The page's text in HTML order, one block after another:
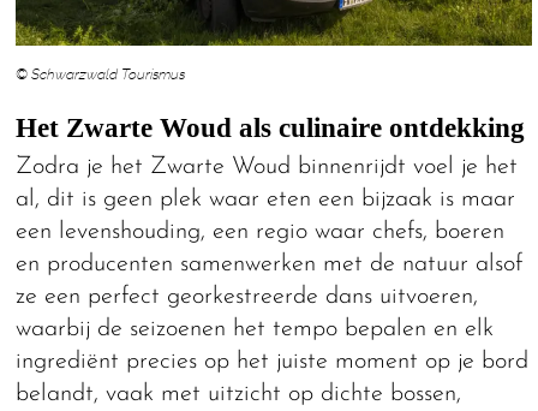
© Schwarzwald Tourismus
Het Zwarte Woud als culinaire ontdekking
Zodra je het Zwarte Woud binnenrijdt voel je het
al, dit is geen plek waar eten een bijzaak is maar
een levenshouding, een regio waar chefs, boeren
en producenten samenwerken met de natuur alsof
ze een perfect georkestreerde dans uitvoeren,
waarbij de seizoenen het tempo bepalen en elk
ingrediënt precies op het juiste moment op je bord
belandt, vaak met uitzicht op dichte bossen,